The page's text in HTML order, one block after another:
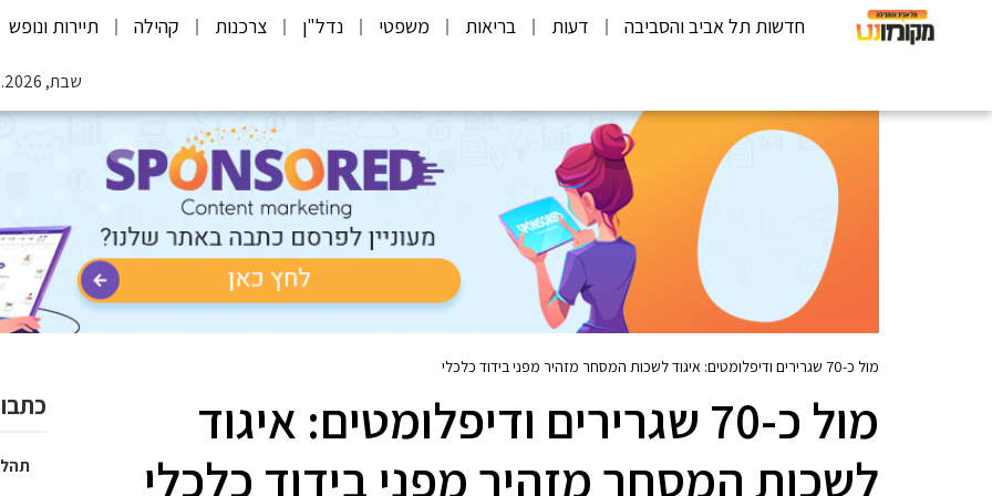
חדשות תל אביב והסביבה דעות בריאות משפטי נדל"ן צרכנות קהילה תיירות ונופש
שבת, 08.08.2026
מול כ-70 שגרירים ודיפלומטים: איגוד לשכות המסחר מזהיר מפני בידוד כלכלי
מול כ-70 שגרירים ודיפלומטים: איגוד
לשכות המסחר מזהיר מפני בידוד כלכלי